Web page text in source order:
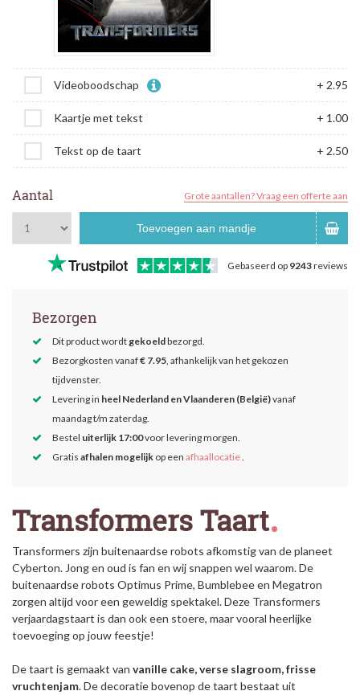
Videoboodschap + 2.95
Kaartje met tekst + 1.00
Tekst op de taart + 2.50
Aantal Grote aantallen? Vraag een offerte aan
Toevoegen aan mandje
Gebaseerd op 9243reviews
Bezorgen
Dit product wordtgekoeldbezorgd.
Bezorgkosten vanaf€ 7.95, afhankelijk van het gekozen
tijdvenster.
Levering in heel Nederland en Vlaanderen (België)vanaf
maandag t/m zaterdag.
Bestel uiterlijk 17:00voor levering morgen.
Gratis afhalen mogelijk op een afhaallocatie.
Transformers Taart
Transformers zijn buitenaardse robots afkomstig van de planeet
Cyberton. Jong en oud is fan en wij snappen wel waarom. De
buitenaardse robots Optimus Prime, Bumblebee en Megatron
zorgen altijd voor een geweldig spektakel. Deze Transformers
verjaardagstaart is dan ook een stoere, maar vooral heerlijke
toevoeging op jouw feestje!
De taart is gemaakt van vanille cake, verse slagroom, frisse
vruchtenjam. De decoratie bovenop de taart bestaat uit